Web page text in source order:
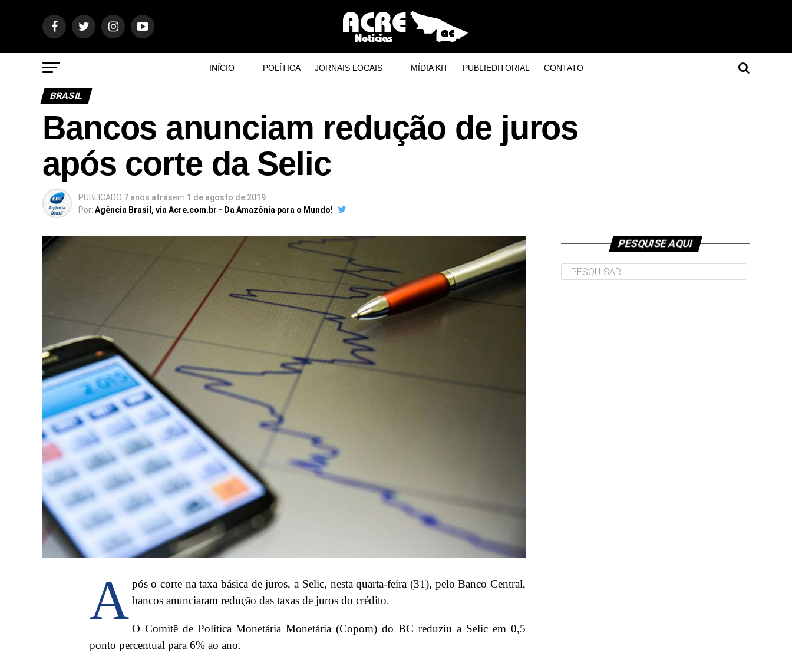
INÍCIO POLÍTICA JORNAIS LOCAIS MÍDIA KIT PUBLIEDITORIAL CONTATO
BRASIL
Bancos anunciam redução de juros
após corte da Selic
PUBLICADO 7 anos atrásem 1 de agosto de 2019
Por: Agência Brasil, via Acre.com.br - Da Amazônia para o Mundo!
A pós o corte na taxa básica de juros, a Selic, nesta quarta-feira (31), pelo Banco Central,
bancos anunciaram redução das taxas de juros do crédito.
O Comitê de Política Monetária Monetária (Copom) do BC reduziu a Selic em 0,5
ponto percentual para 6% ao ano.
PESQUISE AQUI